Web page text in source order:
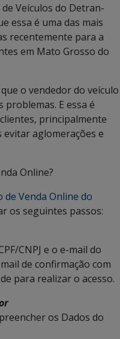
Veículos do Detran-
essa é uma das mais
recentemente para a
em Mato Grosso do
o vendedor do veículo
E essa é
principalmente
evitar aglomerações e
Online?
de Venda Online do
os seguintes passos:
CNPJ e o e-mail do
de confirmação com
para realizar o acesso.
os Dados do